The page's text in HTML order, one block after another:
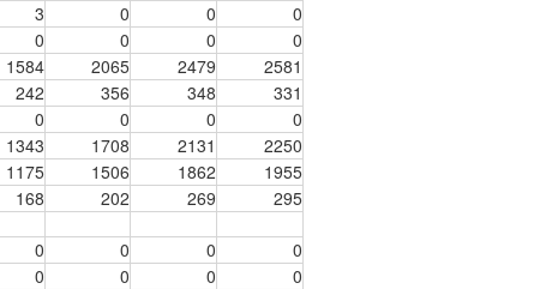
3 0 0
0
0 0 0
0
1584 2065 2479
2581
242 356 348
331
0 0 0
0
1343 1708 2131
2250
1175 1506 1862
1955
168 202 269
295
0 0 0
0
0 0 0
0